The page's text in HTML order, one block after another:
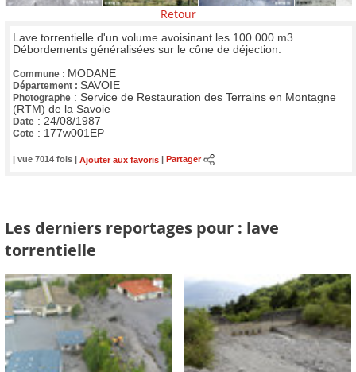
Retour
Lave torrentielle d'un volume avoisinant les 100 000 m3.
Débordements généralisées sur le cône de déjection.
Commune : MODANE
Département : SAVOIE
Photographe : Service de Restauration des Terrains en Montagne
(RTM) de la Savoie
Date : 24/08/1987
Cote : 177w001EP
| vue 7014 fois | Ajouter aux favoris Partager
Les derniers reportages pour : lave
torrentielle